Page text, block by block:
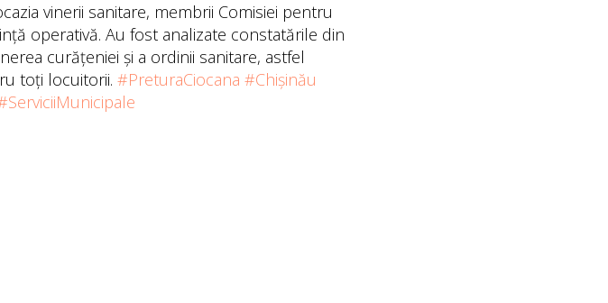
vinerii sanitare, membrii Comisiei pentru
operativă. Au fost analizate constatările din
curățeniei și a ordinii sanitare, astfel
toți locuitorii. #PreturaCiocana #Chișinău